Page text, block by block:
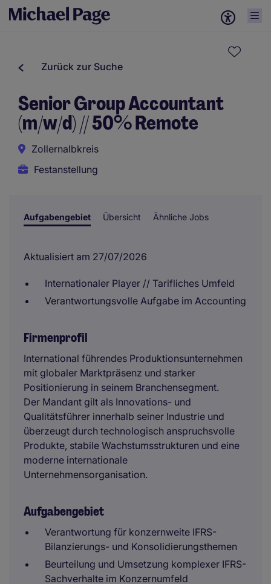
Zurück zur Suche
Senior Group Accountant
(m/w/d) // 50% Remote
Zollernalbkreis
Festanstellung
Aufgabengebiet Übersicht Ähnliche Jobs
Aktualisiert am 27/07/2026
Internationaler Player // Tarifliches Umfeld
Verantwortungsvolle Aufgabe im Accounting
Firmenprofil
International führendes Produktionsunternehmen
mit globaler Marktpräsenz und starker
Positionierung in seinem Branchensegment.
Der Mandant gilt als Innovations- und
Qualitätsführer innerhalb seiner Industrie und
überzeugt durch technologisch anspruchsvolle
Produkte, stabile Wachstumsstrukturen und eine
moderne internationale
Unternehmensorganisation.
Aufgabengebiet
Verantwortung für konzernweite IFRS-
Bilanzierungs- und Konsolidierungsthemen
Beurteilung und Umsetzung komplexer IFRS-
Sachverhalte im Konzernumfeld